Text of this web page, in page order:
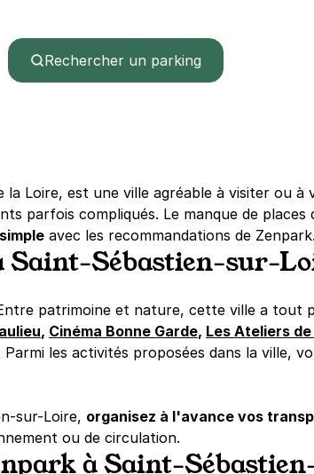
Rechercher un parking
la Loire, est une ville agréable à visiter ou
parfois compliqués. Le manque de places
avec les recommandations de Zenpark.
Saint-Sébastien-sur-
patrimoine et nature, cette ville a tout
, Cinéma Bonne Garde, Les Ateliers
Parmi les activités proposées dans la ville,
sur-Loire, organisez à l'avance vos
ou de circulation.
à Saint-